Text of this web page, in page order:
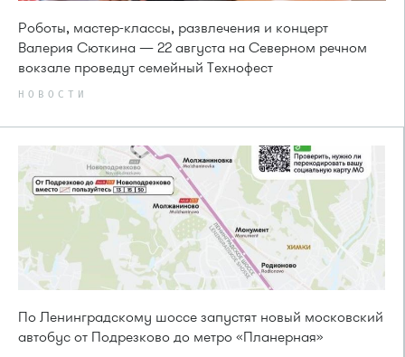
Роботы, мастер-классы, развлечения и концерт
Валерия Сюткина — 22 августа на Северном речном
вокзале проведут семейный Технофест
НОВОСТИ
По Ленинградскому шоссе запустят новый московский
автобус от Подрезково до метро «Планерная»